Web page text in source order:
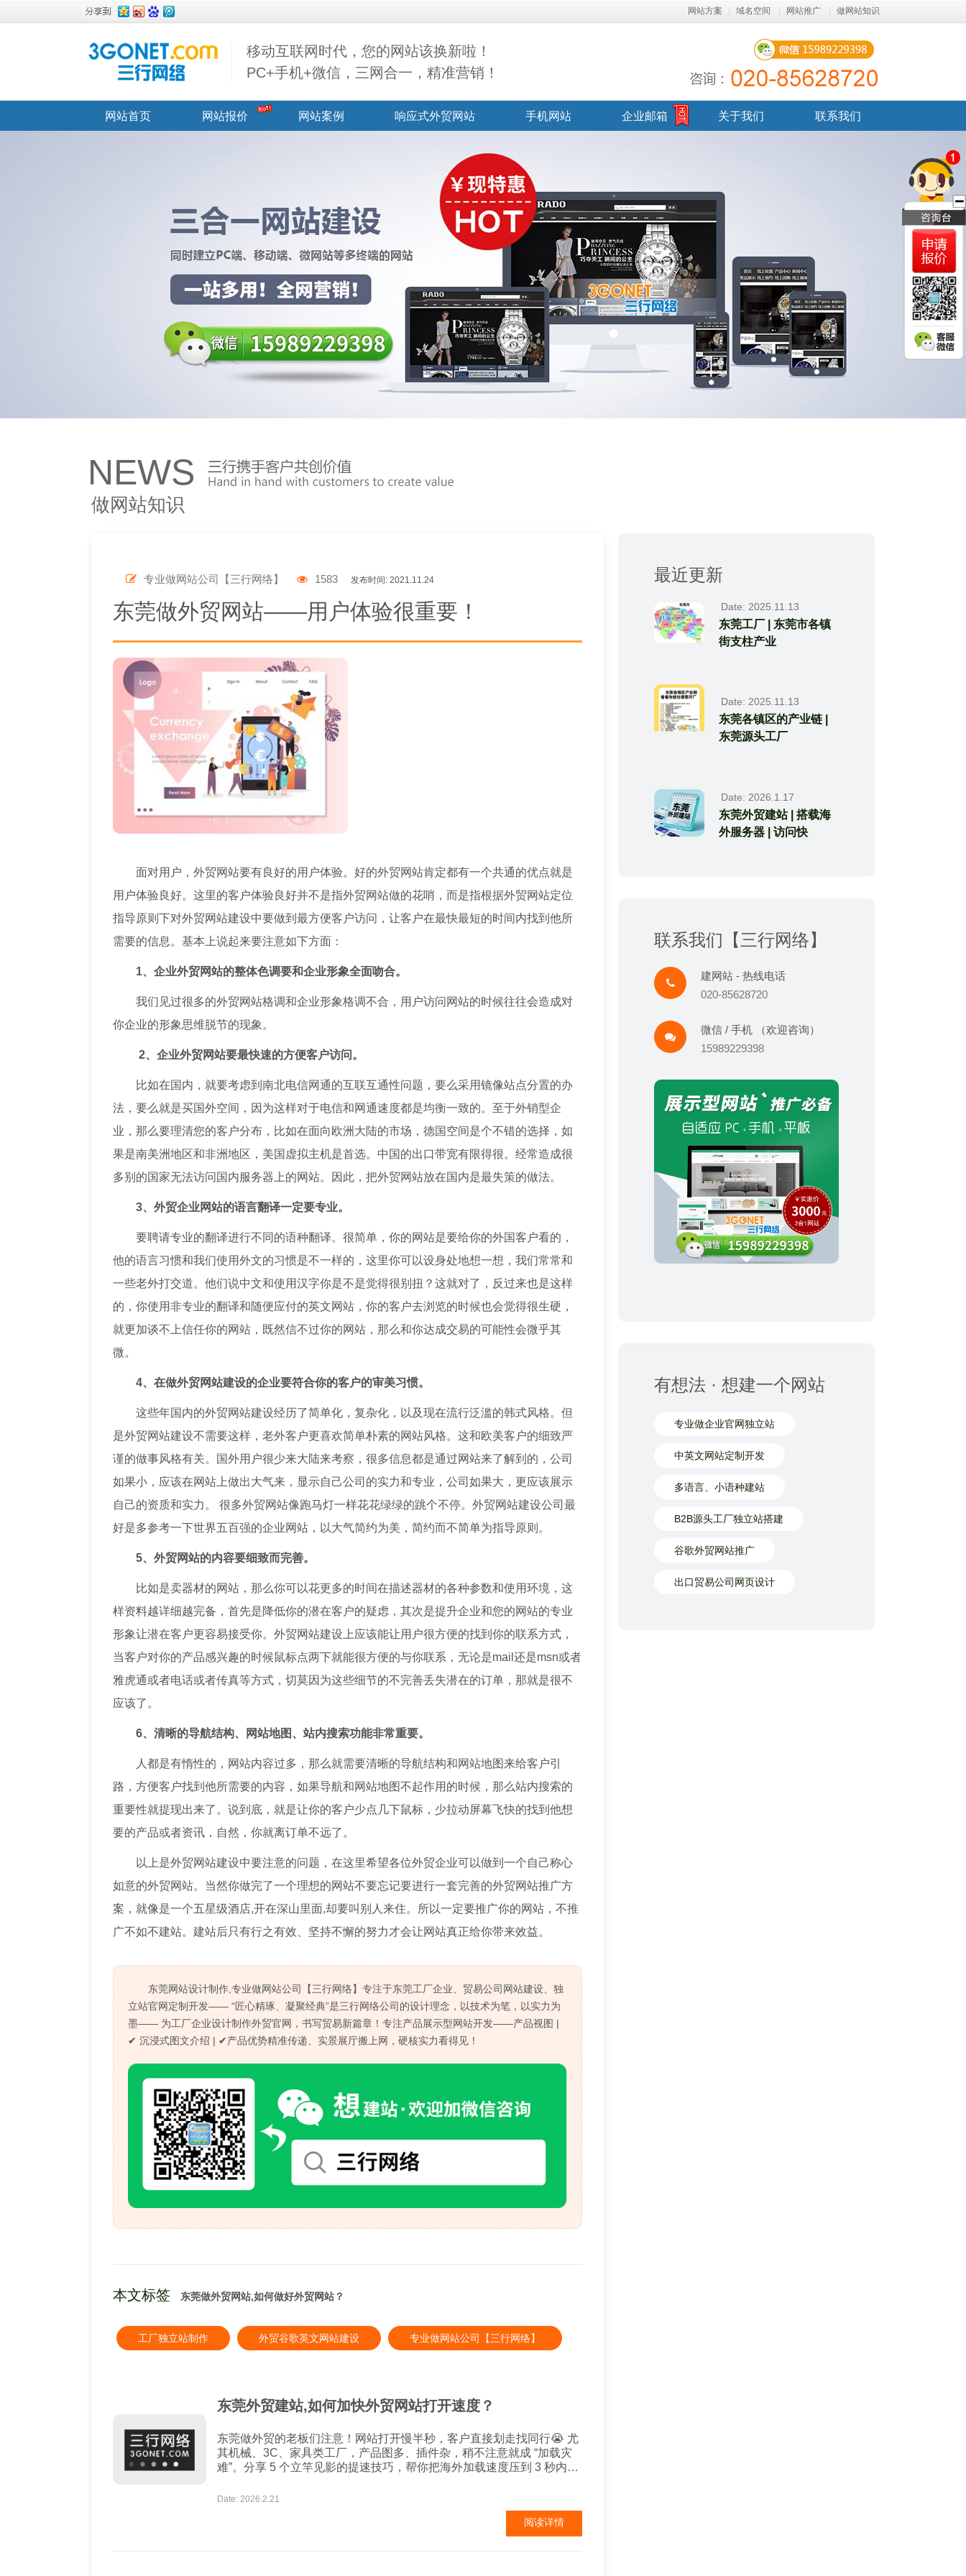
做网站知识
网站推广
域名空间
网站方案
移动互联网时代，您的网站该换新啦！
PC+手机+微信，三网合一，精准营销！
网站首页 网站报价 网站案例 响应式外贸网站 手机网站 企业邮箱 关于我们 联系我们
NEWS
做网站知识
专业做网站公司【三行网络】 1583 发布时间: 2021.11.24
东莞做外贸网站——用户体验很重要！
面对用户，外贸网站要有良好的用户体验。好的外贸网站肯定都有一个共通的优点就是
用户体验良好。这里的客户体验良好并不是指外贸网站做的花哨，而是指根据外贸网站定位
指导原则下对外贸网站建设中要做到最方便客户访问，让客户在最快最短的时间内找到他所
需要的信息。基本上说起来要注意如下方面：
1、企业外贸网站的整体色调要和企业形象全面吻合。
我们见过很多的外贸网站格调和企业形象格调不合，用户访问网站的时候往往会造成对
你企业的形象思维脱节的现象。
2、企业外贸网站要最快速的方便客户访问。
比如在国内，就要考虑到南北电信网通的互联互通性问题，要么采用镜像站点分置的办
法，要么就是买国外空间，因为这样对于电信和网通速度都是均衡一致的。至于外销型企
业，那么要理清您的客户分布，比如在面向欧洲大陆的市场，德国空间是个不错的选择，如
果是南美洲地区和非洲地区，美国虚拟主机是首选。中国的出口带宽有限得很。经常造成很
多别的国家无法访问国内服务器上的网站。因此，把外贸网站放在国内是最失策的做法。
3、外贸企业网站的语言翻译一定要专业。
要聘请专业的翻译进行不同的语种翻译。很简单，你的网站是要给你的外国客户看的，
他的语言习惯和我们使用外文的习惯是不一样的，这里你可以设身处地想一想，我们常常和
一些老外打交道。他们说中文和使用汉字你是不是觉得很别扭？这就对了，反过来也是这样
的，你使用非专业的翻译和随便应付的英文网站，你的客户去浏览的时候也会觉得很生硬，
就更加谈不上信任你的网站，既然信不过你的网站，那么和你达成交易的可能性会微乎其
微。
4、在做外贸网站建设的企业要符合你的客户的审美习惯。
这些年国内的外贸网站建设经历了简单化，复杂化，以及现在流行泛滥的韩式风格。但
是外贸网站建设不需要这样，老外客户更喜欢简单朴素的网站风格。这和欧美客户的细致严
谨的做事风格有关。国外用户很少来大陆来考察，很多信息都是通过网站来了解到的，公司
如果小，应该在网站上做出大气来，显示自己公司的实力和专业，公司如果大，更应该展示
自己的资质和实力。 很多外贸网站像跑马灯一样花花绿绿的跳个不停。外贸网站建设公司最
好是多参考一下世界五百强的企业网站，以大气简约为美，简约而不简单为指导原则。
5、外贸网站的内容要细致而完善。
比如是卖器材的网站，那么你可以花更多的时间在描述器材的各种参数和使用环境，这
样资料越详细越完备，首先是降低你的潜在客户的疑虑，其次是提升企业和您的网站的专业
形象让潜在客户更容易接受你。外贸网站建设上应该能让用户很方便的找到你的联系方式，
当客户对你的产品感兴趣的时候鼠标点两下就能很方便的与你联系，无论是mail还是msn或者
雅虎通或者电话或者传真等方式，切莫因为这些细节的不完善丢失潜在的订单，那就是很不
应该了。
6、清晰的导航结构、网站地图、站内搜索功能非常重要。
人都是有惰性的，网站内容过多，那么就需要清晰的导航结构和网站地图来给客户引
路，方便客户找到他所需要的内容，如果导航和网站地图不起作用的时候，那么站内搜索的
重要性就提现出来了。说到底，就是让你的客户少点几下鼠标，少拉动屏幕飞快的找到他想
要的产品或者资讯，自然，你就离订单不远了。
以上是外贸网站建设中要注意的问题，在这里希望各位外贸企业可以做到一个自己称心
如意的外贸网站。当然你做完了一个理想的网站不要忘记要进行一套完善的外贸网站推广方
案，就像是一个五星级酒店,开在深山里面,却要叫别人来住。所以一定要推广你的网站，不推
广不如不建站。建站后只有行之有效、坚持不懈的努力才会让网站真正给你带来效益。
东莞网站设计制作,专业做网站公司【三行网络】专注于东莞工厂企业、贸易公司网站建设、独
立站官网定制开发—— “匠心精琢、凝聚经典”是三行网络公司的设计理念，以技术为笔，以实力为
墨—— 为工厂企业设计制作外贸官网，书写贸易新篇章！专注产品展示型网站开发——产品视图 |
✔ 沉浸式图文介绍 | ✔产品优势精准传递、实景展厅搬上网，硬核实力看得见！
本文标签 东莞做外贸网站,如何做好外贸网站？
工厂独立站制作 外贸谷歌英文网站建设 专业做网站公司【三行网络】
东莞外贸建站,如何加快外贸网站打开速度？
东莞做外贸的老板们注意！网站打开慢半秒，客户直接划走找同行😭 尤
其机械、3C、家具类工厂，产品图多、插件杂，稍不注意就成 “加载灾
难”。分享 5 个立竿见影的提速技巧，帮你把海外加载速度压到 3 秒内，
产品图建议统一转 WebP 格式，用 ShortPixel 批量...
Date: 2026.2.21
阅读详情
最近更新
Date: 2025.11.13
东莞工厂 | 东莞市各镇
街支柱产业
Date: 2025.11.13
东莞各镇区的产业链 |
东莞源头工厂
Date: 2026.1.17
东莞外贸建站 | 搭载海
外服务器 | 访问快
联系我们【三行网络】
建网站 - 热线电话
020-85628720
微信 / 手机 （欢迎咨询）
15989229398
有想法 · 想建一个网站
专业做企业官网独立站
中英文网站定制开发
多语言、小语种建站
B2B源头工厂独立站搭建
谷歌外贸网站推广
出口贸易公司网页设计